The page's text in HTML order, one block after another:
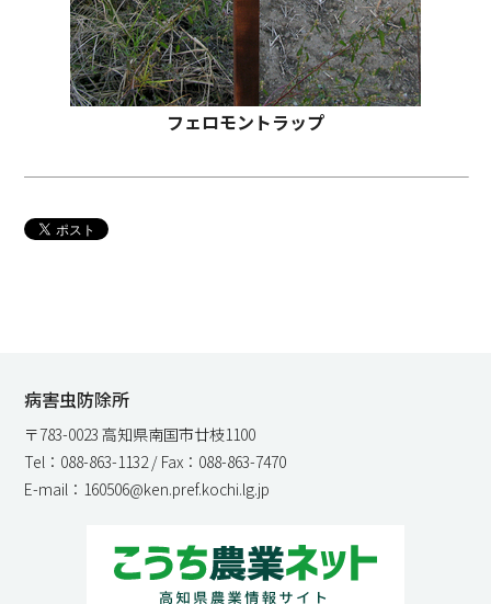
フェロモントラップ
病害虫防除所
〒783-0023 高知県南国市廿枝1100
Tel：088-863-1132 / Fax：088-863-7470
E-mail：160506@ken.pref.kochi.lg.jp